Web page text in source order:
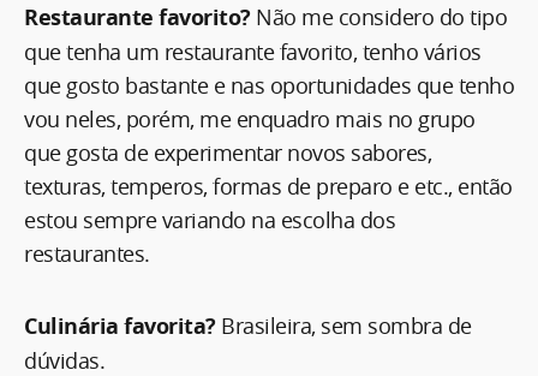
Restaurante favorito? Não me considero do tipo
que tenha um restaurante favorito, tenho vários
que gosto bastante e nas oportunidades que tenho
vou neles, porém, me enquadro mais no grupo
que gosta de experimentar novos sabores,
texturas, temperos, formas de preparo e etc., então
estou sempre variando na escolha dos
restaurantes.
Culinária favorita? Brasileira, sem sombra de
dúvidas.